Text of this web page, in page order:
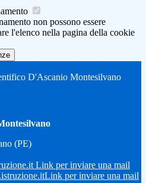
non possono essere
l'elenco nella pagina della cookie
D'Ascanio Montesilvano
(PE)
Link per inviare una mail
Link per inviare una mail